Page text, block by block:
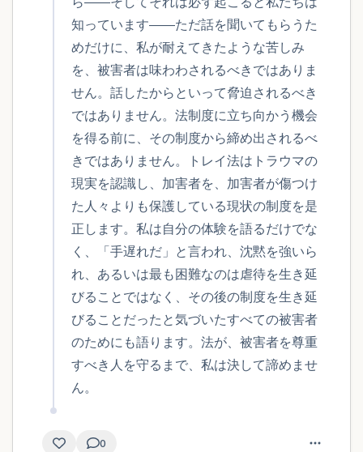
知っています――ただ話を聞いてもらうた
めだけに、私が耐えてきたような苦しみ
を、被害者は味わわされるべきではありま
せん。話したからといって脅迫されるべき
ではありません。法制度に立ち向かう機会
を得る前に、その制度から締め出されるべ
きではありません。トレイ法はトラウマの
現実を認識し、加害者を、加害者が傷つけ
た人々よりも保護している現状の制度を是
正します。私は自分の体験を語るだけでな
く、「手遅れだ」と言われ、沈黙を強いら
れ、あるいは最も困難なのは虐待を生き延
びることではなく、その後の制度を生き延
びることだったと気づいたすべての被害者
のためにも語ります。法が、被害者を尊重
すべき人を守るまで、私は決して諦めませ
ん。
0